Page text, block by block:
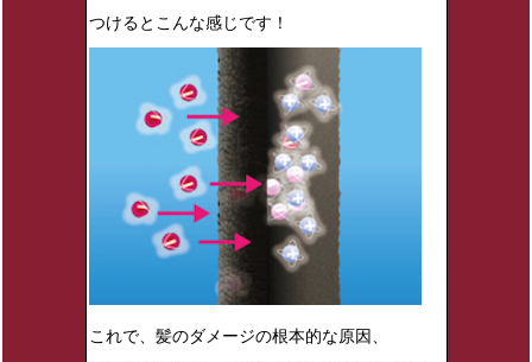
つけるとこんな感じです！
これで、髪のダメージの根本的な原因、